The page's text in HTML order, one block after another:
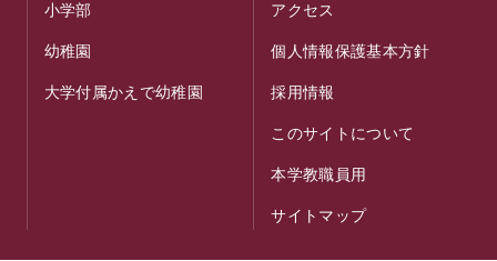
小学部
幼稚園
大学付属かえで幼稚園
アクセス
個人情報保護基本方針
採用情報
このサイトについて
本学教職員用
サイトマップ